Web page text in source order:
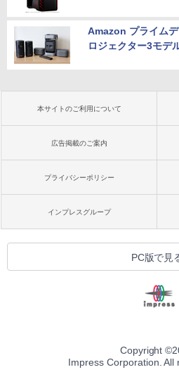
Amazon プライム
ロジェクター3モデ
本サイトのご利用について
広告掲載のご案内
プライバシーポリシー
インプレスグループ
PC版で見
Copyright ©
Impress Corporation. All